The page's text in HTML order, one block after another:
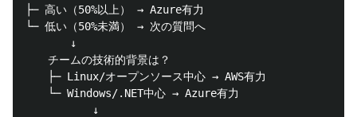
├─ 高い（50%以上） → Azure有力
└─ 低い（50%未満） → 次の質問へ
↓
チームの技術的背景は？
├─ Linux/オープンソース中心 → AWS有力
└─ Windows/.NET中心 → Azure有力
↓